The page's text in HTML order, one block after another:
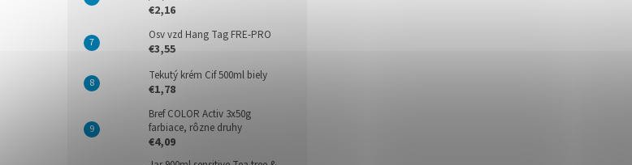
€2,16
Osv vzd Hang Tag FRE-PRO
€3,55
Tekutý krém Cif 500ml biely
€1,78
Bref COLOR Activ 3x50g
farbiace, rôzne druhy
€4,09